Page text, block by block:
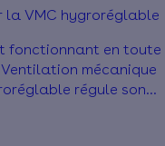
la VMC hygroréglable
fonctionnant en toute
mécanique
régule son
de réaliser